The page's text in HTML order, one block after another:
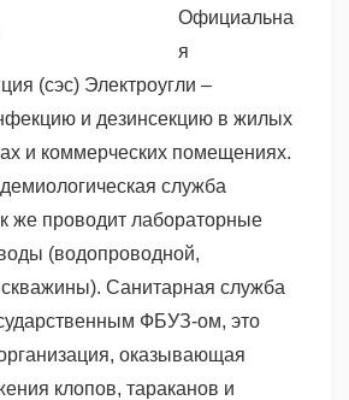
Официальна
я
(сэс) Электроугли –
и дезинсекцию в жилых
и коммерческих помещениях.
служба
же проводит лабораторные
(водопроводной,
скважины). Санитарная служба
ФБУЗ-ом, это
оказывающая
клопов, тараканов и